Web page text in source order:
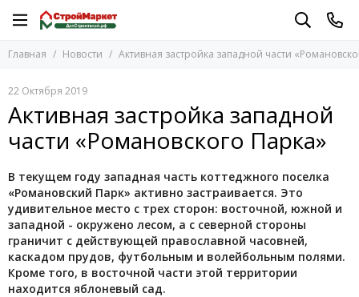
Главная Новости Активная застройка западной части
22 Октября 2019
Активная застройка западной
части «Романовского Парка»
В текущем году западная часть коттеджного поселка
«Романовский Парк» активно застраивается. Это
удивительное место с трех сторон: восточной, южной и
западной - окружено лесом, а с северной стороны
граничит с действующей православной часовней,
каскадом прудов, футбольным и волейбольным полями.
Кроме того, в восточной части этой территории
находится яблоневый сад.